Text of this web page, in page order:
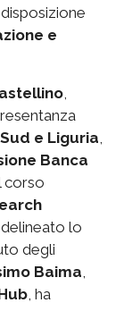
e
e Liguria
Banca
corso
delineato lo
degli
Baima
, ha